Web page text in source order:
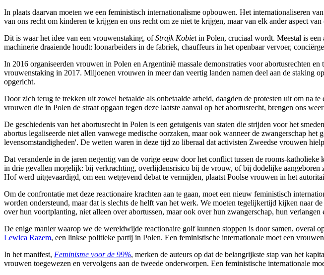
In plaats daarvan moeten we een feministisch internationalisme opbouwen. Het internationaliseren
van ons recht om kinderen te krijgen en ons recht om ze niet te krijgen, maar van elk ander aspect
Dit is waar het idee van een vrouwenstaking, ofStrajk Kobietin Polen, cruciaal wordt. Meestal is een
machinerie draaiende houdt: loonarbeiders in de fabriek, chauffeurs in het openbaar vervoer,
In 2016 organiseerden vrouwen in Polen en Argentinië massale demonstraties voor abortusrechten
vrouwenstaking in 2017. Miljoenen vrouwen in meer dan veertig landen namen deel aan de staking
opgericht.
Door zich terug te trekken uit zowel betaalde als onbetaalde arbeid, daagden de protesten uit om
vrouwen die in Polen de straat opgaan tegen deze laatste aanval op het abortusrecht, brengen ons
De geschiedenis van het abortusrecht in Polen is een getuigenis van staten die strijden voor het
abortus legaliseerde niet allen vanwege medische oorzaken, maar ook wanneer de zwangerschap
levensomstandigheden'. De wetten waren in deze tijd zo liberaal dat activisten Zweedse vrouwen
Dat veranderde in de jaren negentig van de vorige eeuw door het conflict tussen de rooms-
in drie gevallen mogelijk: bij verkrachting, overlijdensrisico bij de vrouw, of bij dodelijke
Hof werd uitgevaardigd, om een wetgevend debat te vermijden, plaatst Poolse vrouwen in het
Om de confrontatie met deze reactionaire krachten aan te gaan, moet een nieuw feministisch
worden ondersteund, maar dat is slechts de helft van het werk. We moeten tegelijkertijd kijken naar
over hun voortplanting, niet alleen over abortussen, maar ook over hun zwangerschap, hun verlangen
De enige manier waarop we de wereldwijde reactionaire golf kunnen stoppen is door samen, overal
Lewica Razem, een linkse politieke partij in Polen. Een feministische internationale moet een
In het manifest, Feminisme voor de 99%, merken de auteurs op dat de belangrijkste stap van het
vrouwen toegewezen en vervolgens aan de tweede onderworpen. Een feministische internationale